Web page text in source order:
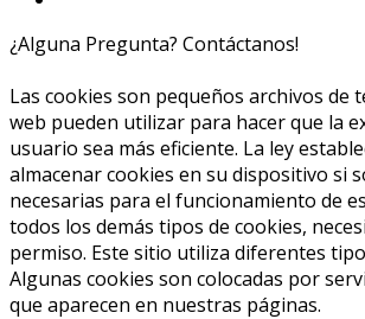
¿Alguna Pregunta? Contáctanos!
Las cookies son pequeños archivos de
web pueden utilizar para hacer que la
usuario sea más eficiente. La ley
almacenar cookies en su dispositivo si
necesarias para el funcionamiento de
todos los demás tipos de cookies,
permiso. Este sitio utiliza diferentes
Algunas cookies son colocadas por
que aparecen en nuestras páginas.